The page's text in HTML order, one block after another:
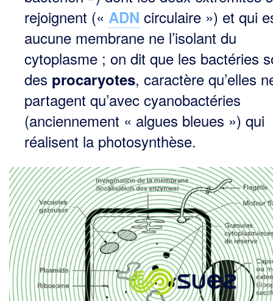
rejoignent (« ADN circulaire ») et qui
aucune membrane ne l’isolant du
cytoplasme ; on dit que les bactéries
des procaryotes, caractère qu’elles
partagent qu’avec cyanobactéries
(anciennement « algues bleues ») qui
réalisent la photosynthèse.